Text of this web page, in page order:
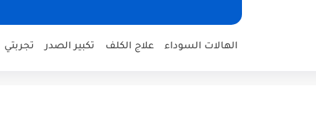
الهالات السوداء علاج الكلف تكبير الصدر تجربتي